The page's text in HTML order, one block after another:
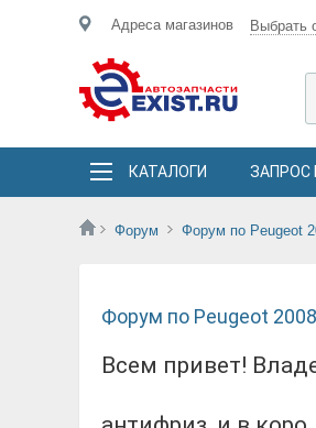
Адреса магазинов Выбрать
КАТАЛОГИ ЗАПРОС
Форум Форум по Peugeot
Форум по Peugeot 2008
Всем привет! Владельцы 2008-х подскажите пожалуйста какое масло нужно (вязкость),